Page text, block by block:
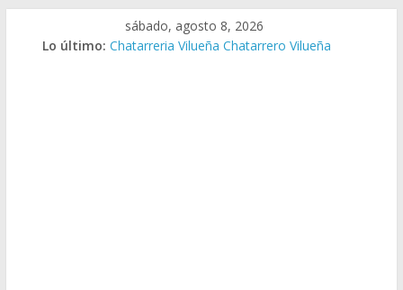
sábado, agosto 8, 2026
Lo último: Chatarreria Vilueña Chatarrero Vilueña